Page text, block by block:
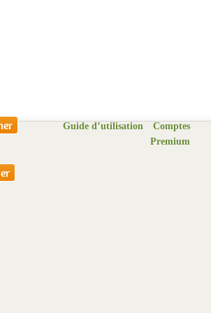
Guide d’utilisation
Comptes
Premium